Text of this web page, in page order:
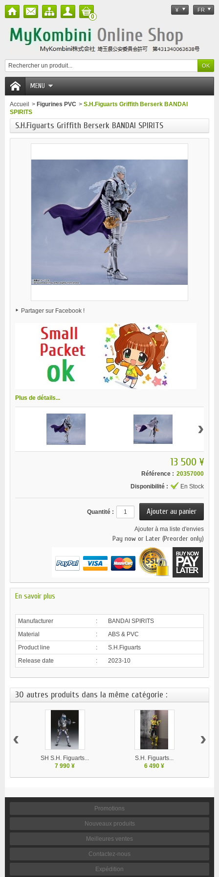
¥ FR
0
MENU
Accueil > Figurines PVC > S.H.Figuarts Griffith Berserk BANDAI
SPIRITS
S.H.Figuarts Griffith Berserk BANDAI SPIRITS
Partager sur Facebook !
Plus de détails...
›
13 500 ¥
Référence : 20357000
Disponibilité :
En Stock
Quantité :
Ajouter à ma liste d'envies
Pay now or Later (Preorder only)
En savoir plus
Manufacturer :
BANDAI SPIRITS
Material
:
ABS & PVC
Product line
:
S.H.Figuarts
Release date
: 2023-10
30 autres produits dans la même catégorie :
SH S.H. Figuarts...
7 990 ¥
S.H. Figuarts...
6 490 ¥
‹ ›
Promotions
Nouveaux produits
Meilleures ventes
Contactez-nous
Expédition